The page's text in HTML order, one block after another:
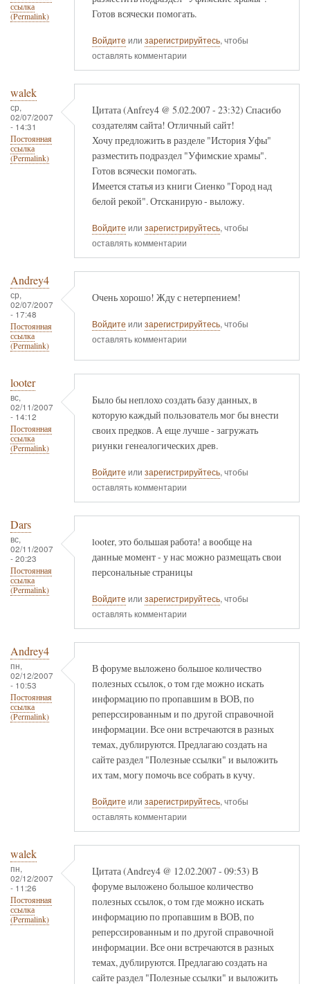
ссылка
(Permalink)
Готов всячески помогать.
Войдите или зарегистрируйтесь, чтобы
оставлять комментарии
walek
ср,
02/07/2007
- 14:31
Постоянная
ссылка
(Permalink)
Цитата (Anfrey4 @ 5.02.2007 - 23:32) Спасибо
создателям сайта! Отличный сайт!
Хочу предложить в разделе "История Уфы"
разместить подраздел "Уфимские храмы".
Готов всячески помогать.
Имеется статья из книги Сиенко "Город над
белой рекой". Отсканирую - выложу.
Войдите или зарегистрируйтесь, чтобы
оставлять комментарии
Andrey4
ср,
02/07/2007
- 17:48
Постоянная
ссылка
(Permalink)
Очень хорошо! Жду с нетерпением!
Войдите или зарегистрируйтесь, чтобы
оставлять комментарии
looter
вс,
02/11/2007
- 14:12
Постоянная
ссылка
(Permalink)
Было бы неплохо создать базу данных, в
которую каждый пользователь мог бы внести
своих предков. А еще лучше - загружать
риунки генеалогических древ.
Войдите или зарегистрируйтесь, чтобы
оставлять комментарии
Dars
вс,
02/11/2007
- 20:23
Постоянная
ссылка
(Permalink)
looter, это большая работа! а вообще на
данные момент - у нас можно размещать свои
персональные страницы
Войдите или зарегистрируйтесь, чтобы
оставлять комментарии
Andrey4
пн,
02/12/2007
- 10:53
Постоянная
ссылка
(Permalink)
В форуме выложено большое количество
полезных ссылок, о том где можно искать
информацию по пропавшим в ВОВ, по
реперссированным и по другой справочной
информации. Все они встречаются в разных
темах, дублируются. Предлагаю создать на
сайте раздел "Полезные ссылки" и выложить
их там, могу помочь все собрать в кучу.
Войдите или зарегистрируйтесь, чтобы
оставлять комментарии
walek
пн,
02/12/2007
- 11:26
Постоянная
ссылка
(Permalink)
Цитата (Andrey4 @ 12.02.2007 - 09:53) В
форуме выложено большое количество
полезных ссылок, о том где можно искать
информацию по пропавшим в ВОВ, по
реперссированным и по другой справочной
информации. Все они встречаются в разных
темах, дублируются. Предлагаю создать на
сайте раздел "Полезные ссылки" и выложить